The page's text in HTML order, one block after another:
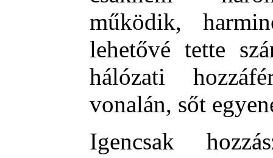
működik,
lehetővé tette
hálózati
vonalán, sőt
Igencsak